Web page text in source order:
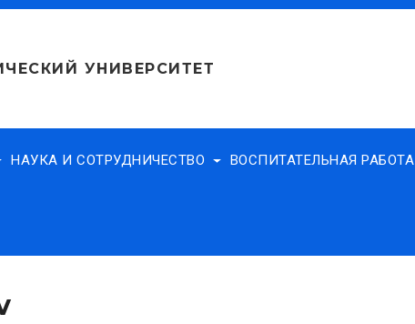
УНИВЕРСИТЕТ
НАУКА И СОТРУДНИЧЕСТВО ВОСПИТАТЕЛЬНАЯ РАБОТА